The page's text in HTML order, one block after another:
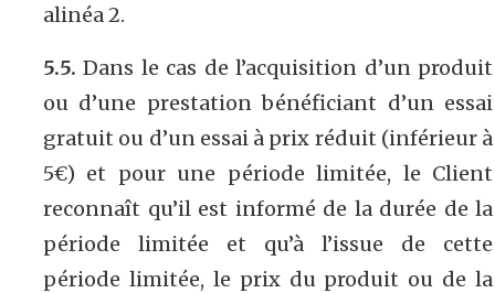
alinéa 2.
5.5. Dans le cas de l’acquisition d’un produit
ou d’une prestation bénéficiant d’un essai
gratuit ou d’un essai à prix réduit (inférieur à
5€) et pour une période limitée, le Client
reconnaît qu’il est informé de la durée de la
période limitée et qu’à l’issue de cette
période limitée, le prix du produit ou de la